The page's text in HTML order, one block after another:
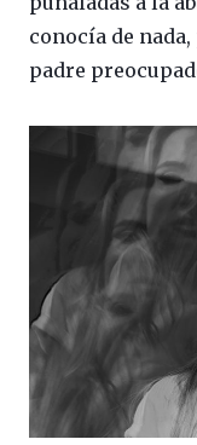
conocía de
padre